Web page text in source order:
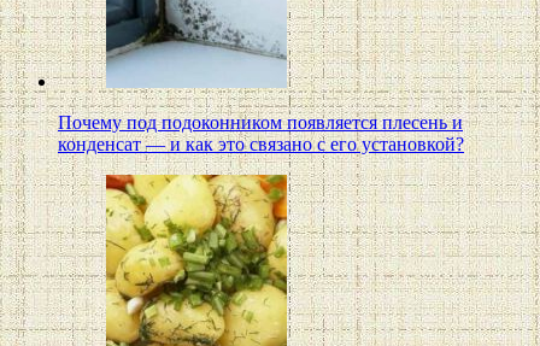
Почему под подоконником появляется плесень и
конденсат — и как это связано с его установкой?